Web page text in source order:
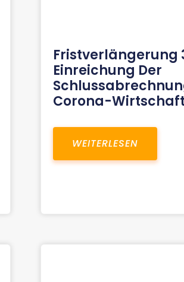
Fristverlängerung
Einreichung Der
Corona-
WEITERLESEN